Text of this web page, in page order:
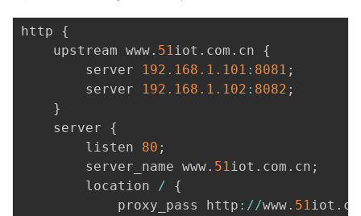
http {
    upstream www
. 51iot . com . cn {
        server
192.168 .1 .101 : 8081 ;
        server
192.168 .1 .102 : 8082 ;
}
    server
{
        listen
80 ;
        server_name www
. 51iot . com . cn ;
        location
/
{
            proxy_pass http
: //www. 51iot .